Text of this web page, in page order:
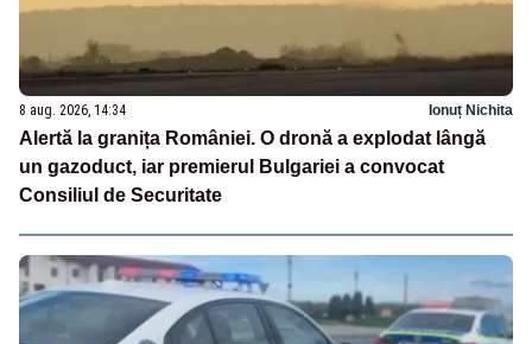
8 aug. 2026, 14:34 Ionuț Nichita
Alertă la granița României. O dronă a explodat lângă
un gazoduct, iar premierul Bulgariei a convocat
Consiliul de Securitate